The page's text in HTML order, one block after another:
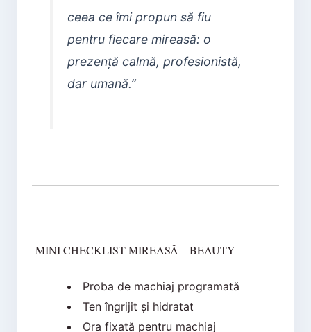
ceea ce îmi propun să fiu
pentru fiecare mireasă: o
prezență calmă, profesionistă,
dar umană.”
MINI CHECKLIST MIREASĂ – BEAUTY
Proba de machiaj programată
Ten îngrijit și hidratat
Ora fixată pentru machiaj